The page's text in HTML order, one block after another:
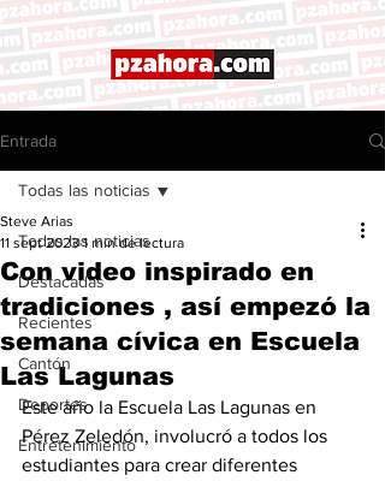
Entrada
Todas las noticias
Destacadas
Recientes
Cantón
Deportes
Entretenimiento
Todas las noticias
Con video inspirado en
tradiciones , así empezó la
semana cívica en Escuela
Las Lagunas
Steve Arias
11 sept 2023 1 min de lectura
Este año la Escuela Las Lagunas en
Pérez Zeledón, involucró a todos los
estudiantes para crear diferentes